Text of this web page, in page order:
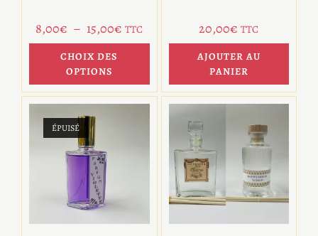
8,00€ – 15,00€ TTC
CHOIX DES
OPTIONS
20,00€ TTC
AJOUTER AU
PANIER
ÉPUISÉ